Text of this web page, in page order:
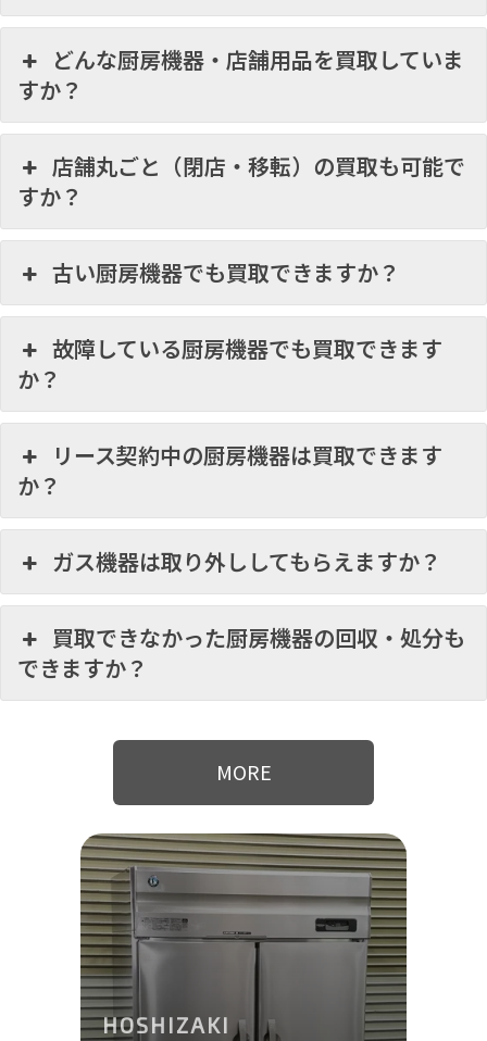
どんな厨房機器・店舗用品を買取していま
すか？
店舗丸ごと（閉店・移転）の買取も可能で
すか？
古い厨房機器でも買取できますか？
故障している厨房機器でも買取できます
か？
リース契約中の厨房機器は買取できます
か？
ガス機器は取り外ししてもらえますか？
買取できなかった厨房機器の回収・処分も
できますか？
MORE
HOSHIZAKI